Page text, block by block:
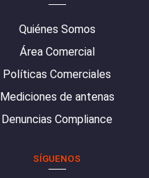
Quiénes Somos
Área Comercial
Políticas Comerciales
Mediciones de antenas
Denuncias Compliance
SÍGUENOS